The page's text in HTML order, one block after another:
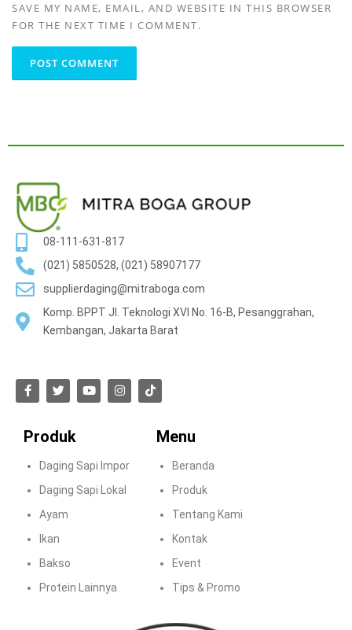
SAVE MY NAME, EMAIL, AND WEBSITE IN THIS BROWSER
FOR THE NEXT TIME I COMMENT.
08-111-631-817
(021) 5850528, (021) 58907177
supplierdaging@mitraboga.com
Komp. BPPT Jl. Teknologi XVI No. 16-B, Pesanggrahan,
Kembangan, Jakarta Barat
Produk
Daging Sapi Impor
Daging Sapi Lokal
Ayam
Ikan
Bakso
Protein Lainnya
Menu
Beranda
Produk
Tentang Kami
Kontak
Event
Tips & Promo